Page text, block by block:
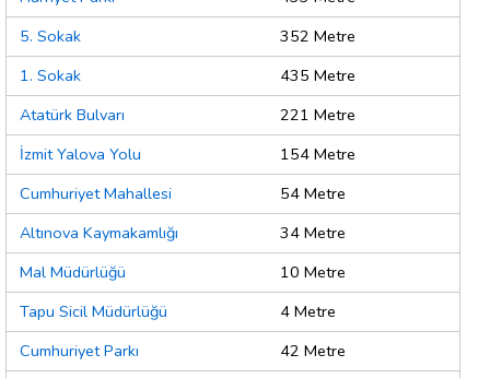
5. Sokak
352 Metre
1. Sokak
435 Metre
Atatürk Bulvarı
221 Metre
İzmit Yalova Yolu
154 Metre
Cumhuriyet Mahallesi
54 Metre
Altınova Kaymakamlığı
34 Metre
Mal Müdürlüğü
10 Metre
Tapu Sicil Müdürlüğü
4 Metre
Cumhuriyet Parkı
42 Metre